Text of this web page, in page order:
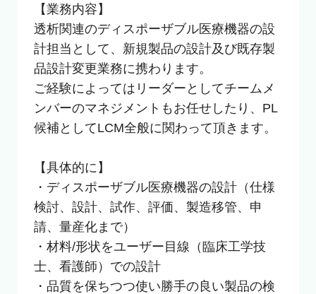
【業務内容】
透析関連のディスポーザブル医療機器の設
計担当として、新規製品の設計及び既存製
品設計変更業務に携わります。
ご経験によってはリーダーとしてチームメ
ンバーのマネジメントもお任せしたり、PL
候補としてLCM全般に関わって頂きます。
【具体的に】
・ディスポーザブル医療機器の設計（仕様
検討、設計、試作、評価、製造移管、申
請、量産化まで）
・材料/形状をユーザー目線（臨床工学技
士、看護師）での設計
・品質を保ちつつ使い勝手の良い製品の検